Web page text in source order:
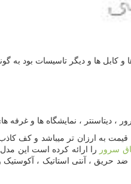
کابل ها و دیگر تاسیسات بود به
، نمایشگاه ها و غرفه های
قیمت به ارزان تر میباشد و کف
سرور را ارائه کرده است این
حریق ، آنتی استاتیک ، آکوستیک